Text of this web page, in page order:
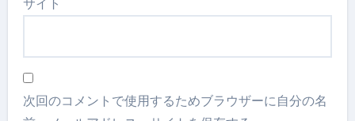
サイト
次回のコメントで使用するためブラウザーに自分の名